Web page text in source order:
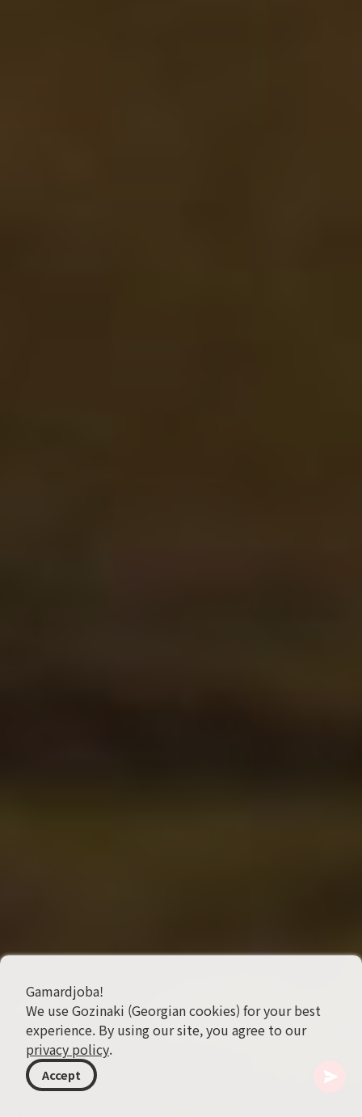
Gamardjoba!
We use Gozinaki (Georgian cookies) for your best
experience. By using our site, you agree to our
privacy policy.
Accept